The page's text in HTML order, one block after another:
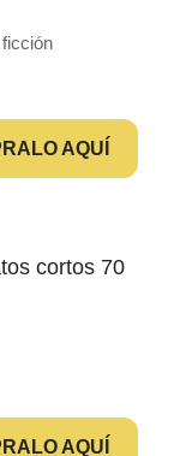
AQUÍ
AQUÍ